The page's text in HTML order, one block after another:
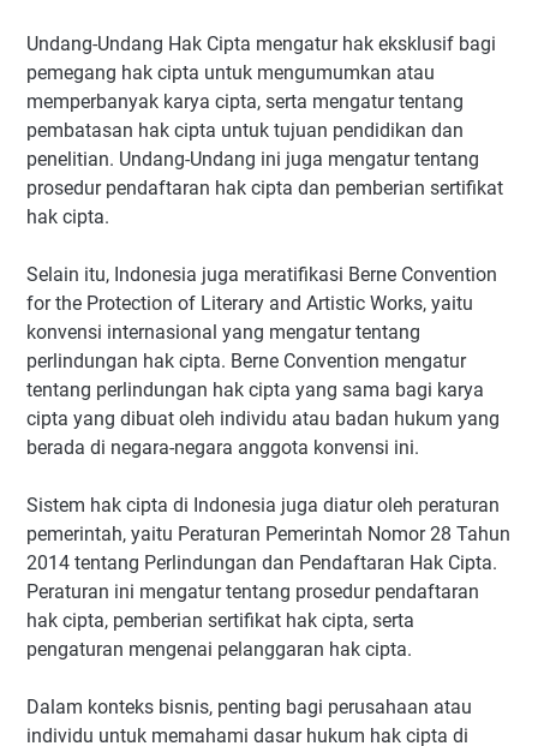
Undang-Undang Hak Cipta mengatur hak eksklusif bagi
pemegang hak cipta untuk mengumumkan atau
memperbanyak karya cipta, serta mengatur tentang
pembatasan hak cipta untuk tujuan pendidikan dan
penelitian. Undang-Undang ini juga mengatur tentang
prosedur pendaftaran hak cipta dan pemberian sertifikat
hak cipta.
Selain itu, Indonesia juga meratifikasi Berne Convention
for the Protection of Literary and Artistic Works, yaitu
konvensi internasional yang mengatur tentang
perlindungan hak cipta. Berne Convention mengatur
tentang perlindungan hak cipta yang sama bagi karya
cipta yang dibuat oleh individu atau badan hukum yang
berada di negara-negara anggota konvensi ini.
Sistem hak cipta di Indonesia juga diatur oleh peraturan
pemerintah, yaitu Peraturan Pemerintah Nomor 28 Tahun
2014 tentang Perlindungan dan Pendaftaran Hak Cipta.
Peraturan ini mengatur tentang prosedur pendaftaran
hak cipta, pemberian sertifikat hak cipta, serta
pengaturan mengenai pelanggaran hak cipta.
Dalam konteks bisnis, penting bagi perusahaan atau
individu untuk memahami dasar hukum hak cipta di